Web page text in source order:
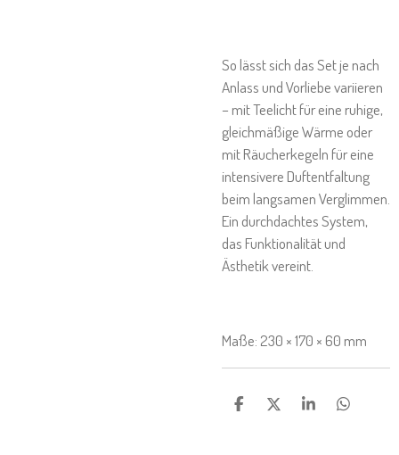
So lässt sich das Set je nach
Anlass und Vorliebe variieren
– mit Teelicht für eine ruhige,
gleichmäßige Wärme oder
mit Räucherkegeln für eine
intensivere Duftentfaltung
beim langsamen Verglimmen.
Ein durchdachtes System,
das Funktionalität und
Ästhetik vereint.
Maße: 230 × 170 × 60 mm
T
T
T
T